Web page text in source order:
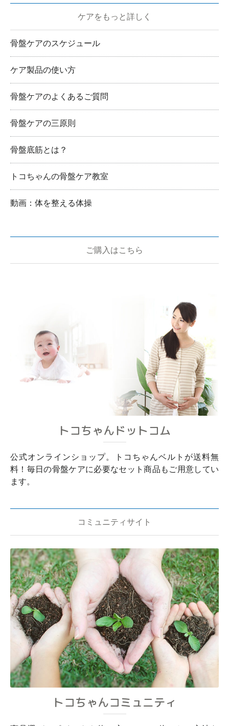
ケアをもっと詳しく
骨盤ケアのスケジュール
ケア製品の使い方
骨盤ケアのよくあるご質問
骨盤ケアの三原則
骨盤底筋とは？
トコちゃんの骨盤ケア教室
動画：体を整える体操
ご購入はこちら
トコちゃんドットコム
公式オンラインショップ。トコちゃんベルトが送料無
料！毎日の骨盤ケアに必要なセット商品もご用意してい
ます。
コミュニティサイト
トコちゃんコミュニティ